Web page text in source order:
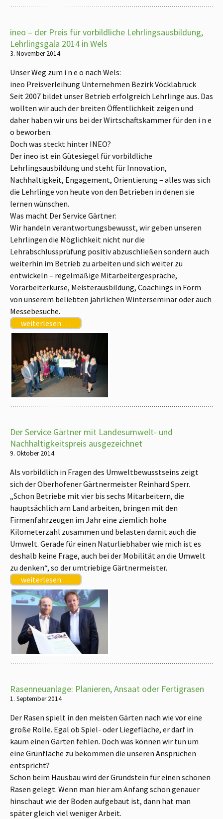
ineo – der Preis für vorbildliche Lehrlingsausbildung,
Lehrlingsgala 2014 in Wels
3. November 2014
Unser Weg zum i n e o nach Wels:
ineo Preisverleihung Unternehmen Bezirk Vöcklabruck
Seit 2007 bildet unser Betrieb erfolgreich Lehrlinge aus. Das
wollten wir auch der breiten Öffentlichkeit zeigen und
daher haben wir uns bei der Wirtschaftskammer für den i n e
o beworben.
Doch was steckt hinter INEO?
Der ineo ist ein Gütesiegel für vorbildliche
Lehrlingsausbildung und steht für Innovation,
Nachhaltigkeit, Engagement, Orientierung – alles was sich
die Lehrlinge von heute von den Betrieben in denen sie
lernen wünschen.
Was macht Der Service Gärtner:
Wir handeln verantwortungsbewusst, wir geben unseren
Lehrlingen die Möglichkeit nicht nur die
Lehrabschlussprüfung positiv abzuschließen sondern auch
weiterhin im Betrieb zu arbeiten und sich weiter zu
entwickeln – regelmäßige Mitarbeitergespräche,
Vorarbeiterkurse, Meisterausbildung, Coachings in Form
von unserem beliebten jährlichen Winterseminar oder auch
Messebesuche.
weiterlesen …
Der Service Gärtner mit Landesumwelt- und
Nachhaltigkeitspreis ausgezeichnet
9. Oktober 2014
Als vorbildlich in Fragen des Umweltbewusstseins zeigt
sich der Oberhofener Gärtnermeister Reinhard Sperr.
„Schon Betriebe mit vier bis sechs Mitarbeitern, die
hauptsächlich am Land arbeiten, bringen mit den
Firmenfahrzeugen im Jahr eine ziemlich hohe
Kilometerzahl zusammen und belasten damit auch die
Umwelt. Gerade für einen Naturliebhaber wie mich ist es
deshalb keine Frage, auch bei der Mobilität an die Umwelt
zu denken“, so der umtriebige Gärtnermeister.
weiterlesen …
Rasenneuanlage: Planieren, Ansaat oder Fertigrasen
1. September 2014
Der Rasen spielt in den meisten Gärten nach wie vor eine
große Rolle. Egal ob Spiel- oder Liegefläche, er darf in
kaum einen Garten fehlen. Doch was können wir tun um
eine Grünfläche zu bekommen die unseren Ansprüchen
entspricht?
Schon beim Hausbau wird der Grundstein für einen schönen
Rasen gelegt. Wenn man hier am Anfang schon genauer
hinschaut wie der Boden aufgebaut ist, dann hat man
später gleich viel weniger Arbeit.